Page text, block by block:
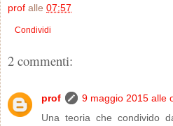
prof alle 07:57
Condividi
2 commenti:
prof
9 maggio 2015 alle
Una teoria che condivido